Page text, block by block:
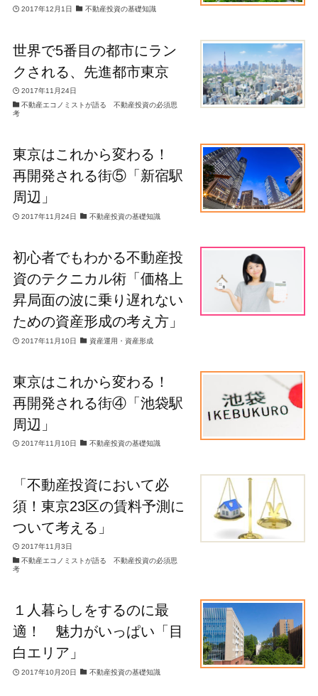
2017年12月1日 不動産投資の基礎知識
世界で5番目の都市にラン
クされる、先進都市東京
2017年11月24日
不動産エコノミストが語る 不動産投資の必須思
考
東京はこれから変わる！
再開発される街⑤「新宿駅
周辺」
2017年11月24日 不動産投資の基礎知識
初心者でもわかる不動産投
資のテクニカル術「価格上
昇局面の波に乗り遅れない
ための資産形成の考え方」
2017年11月10日 資産運用・資産形成
東京はこれから変わる！
再開発される街④「池袋駅
周辺」
2017年11月10日 不動産投資の基礎知識
「不動産投資において必
須！東京23区の賃料予測に
ついて考える」
2017年11月3日
不動産エコノミストが語る 不動産投資の必須思
考
１人暮らしをするのに最
適！ 魅力がいっぱい「目
白エリア」
2017年10月20日 不動産投資の基礎知識